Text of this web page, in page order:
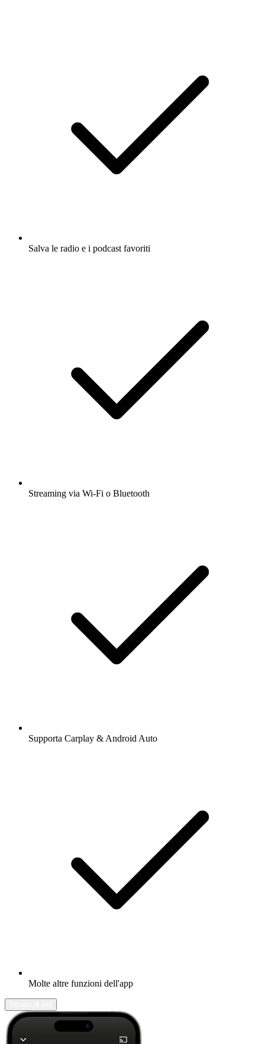
Salva le radio e i podcast favoriti
Streaming via Wi-Fi o Bluetooth
Supporta Carplay & Android Auto
Molte altre funzioni dell'app